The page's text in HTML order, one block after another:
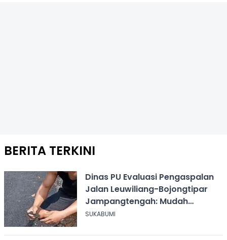
BERITA TERKINI
Dinas PU Evaluasi Pengaspalan
Jalan Leuwiliang-Bojongtipar
Jampangtengah: Mudah
Mengelupas
SUKABUMI